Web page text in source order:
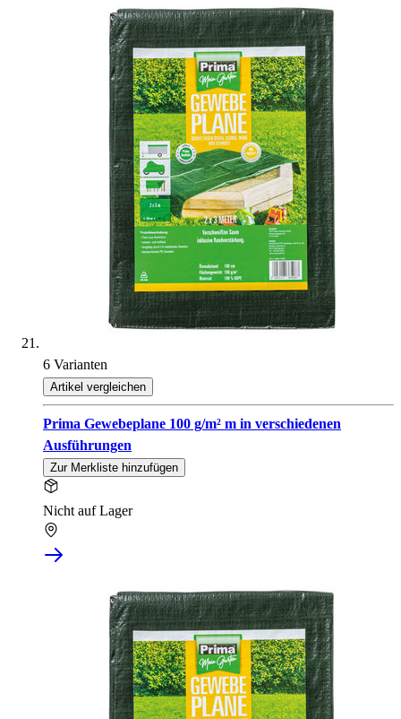
6 Varianten
Artikel vergleichen
Prima Gewebeplane 100 g/m² m in verschiedenen
Ausführungen
Zur Merkliste hinzufügen
Nicht auf Lager